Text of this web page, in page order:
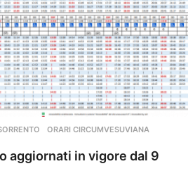
,ORARI CIRCUMVESUVIANA
aggiornati in vigore dal 9